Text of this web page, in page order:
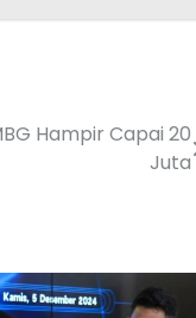
Hampir Capai 20
Juta